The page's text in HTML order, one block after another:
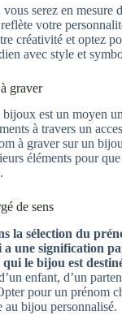
serez en mesure
votre
créativité et optez
avec style et
graver
est un moyen
à travers un
à graver sur un
éléments pour
de sens
la sélection du
une signification
le bijou est
enfant, d’un
pour un prénom
bijou personnalisé.